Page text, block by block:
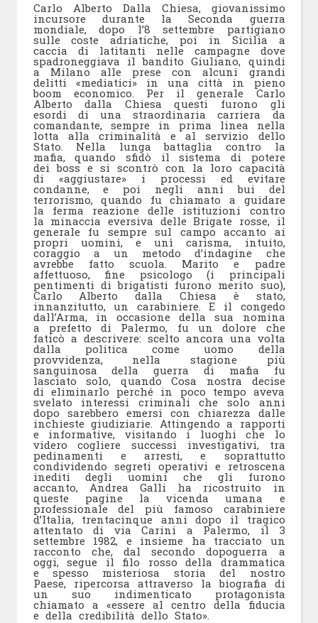
Carlo Alberto Dalla Chiesa, giovanissimo
incursore durante la Seconda guerra
mondiale, dopo l’8 settembre partigiano
sulle coste adriatiche, poi in Sicilia a
caccia di latitanti nelle campagne dove
spadroneggiava il bandito Giuliano, quindi
a Milano alle prese con alcuni grandi
delitti «mediatici» in una città in pieno
boom economico. Per il generale Carlo
Alberto dalla Chiesa questi furono gli
esordi di una straordinaria carriera da
comandante, sempre in prima linea nella
lotta alla criminalità e al servizio dello
Stato. Nella lunga battaglia contro la
mafia, quando sfidò il sistema di potere
dei boss e si scontrò con la loro capacità
di «aggiustare» i processi ed evitare
condanne, e poi negli anni bui del
terrorismo, quando fu chiamato a guidare
la ferma reazione delle istituzioni contro
la minaccia eversiva delle Brigate rosse, il
generale fu sempre sul campo accanto ai
propri uomini, e unì carisma, intuito,
coraggio a un metodo d’indagine che
avrebbe fatto scuola. Marito e padre
affettuoso, fine psicologo (i principali
pentimenti di brigatisti furono merito suo),
Carlo Alberto dalla Chiesa è stato,
innanzitutto, un carabiniere. E il congedo
dall’Arma, in occasione della sua nomina
a prefetto di Palermo, fu un dolore che
faticò a descrivere: scelto ancora una volta
dalla politica come uomo della
provvidenza, nella stagione più
sanguinosa della guerra di mafia fu
lasciato solo, quando Cosa nostra decise
di eliminarlo perché in poco tempo aveva
svelato interessi criminali che solo anni
dopo sarebbero emersi con chiarezza dalle
inchieste giudiziarie. Attingendo a rapporti
e informative, visitando i luoghi che lo
videro cogliere successi investigativi, tra
pedinamenti e arresti, e soprattutto
condividendo segreti operativi e retroscena
inediti degli uomini che gli furono
accanto, Andrea Galli ha ricostruito in
queste pagine la vicenda umana e
professionale del più famoso carabiniere
d’Italia, trentacinque anni dopo il tragico
attentato di via Carini a Palermo, il 3
settembre 1982, e insieme ha tracciato un
racconto che, dal secondo dopoguerra a
oggi, segue il filo rosso della drammatica
e spesso misteriosa storia del nostro
Paese, ripercorsa attraverso la biografia di
un suo indimenticato protagonista
chiamato a «essere al centro della fiducia
e della credibilità dello Stato».